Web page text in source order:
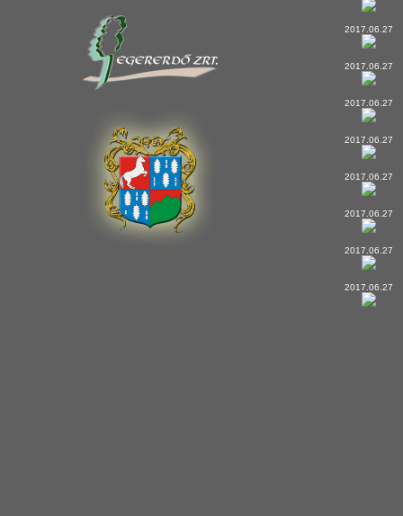
2017.06.27
2017.06.27
2017.06.27
2017.06.27
2017.06.27
2017.06.27
2017.06.27
2017.06.27